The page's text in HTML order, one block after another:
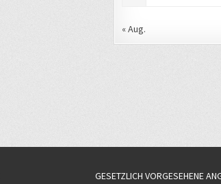
« Aug.
GESETZLICH VORGESEHENE